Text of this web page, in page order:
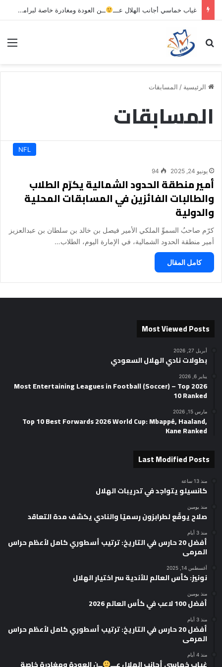
غياب خماسي أجانب الهلال عـــ ــن العودة ومغادرة خاصة لبرامج الاستشفاء والتأهيل
بحث عن
الرئيسية / المسابقات
المسابقات
NFL
يونيو 24, 2025 94
أمير منطقة الحدود الشمالية يكرّم الطلاب
والطالبات الفائزين في المسابقات المحلية
والدولية
كرّم صاحبُ السموِّ الملكي الأمير فيصل بن خالد بن سلطان بن عبدالعزيز
أمير منطقة الحدود الشمالية، في الإمارة اليوم، الطلاب…
كامل المقال
Most Viewed Posts
أبريل 27, 2026
بطولات نادي الهلال السعودي
يناير 6, 2026
2026 Most Entertaining Leagues in Football (Soccer) – Top
10 Ranked
مارس 15, 2026
Top 10 Best Forwards 2026 World Cup: Mbappé, Haaland,
Kane Ranked
Last Modified Posts
منذ 13 ساعة
كانسيلو يتواجد في تدريبات الهلال
منذ يومين
صلاح يوقّع لطرابزون رسميًا والنادي يكشف مدة التعاقد
منذ 3 أيام
أفضل 20 حارس في التاريخ: ترتيب أسطوري كامل لأعظم حراس
المرمى
أغسطس 14, 2025
نونيز: كأس العالم للأندية سر اختيار الهلال
منذ يومين
أفضل 100 لاعب في كأس العالم 2026
منذ 3 أيام
أفضل 20 حارس في التاريخ: ترتيب أسطوري كامل لأعظم حراس
المرمى
منذ 4 أيام